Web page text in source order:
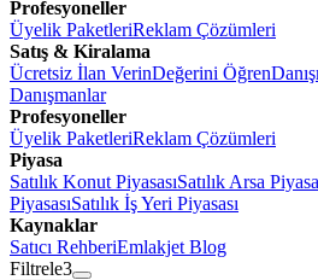
Profesyoneller
Üyelik PaketleriReklam Çözümleri
Satış & Kiralama
Ücretsiz İlan VerinDeğerini Öğren
Danışmanlar
Profesyoneller
Üyelik PaketleriReklam Çözümleri
Piyasa
Satılık Konut PiyasasıSatılık Arsa
PiyasasıSatılık İş Yeri Piyasası
Kaynaklar
Satıcı RehberiEmlakjet Blog
Filtrele3